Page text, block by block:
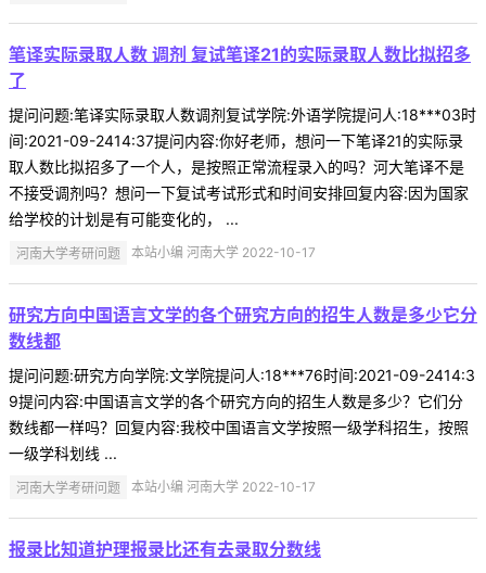
笔译实际录取人数 调剂 复试笔译21的实际录取人数比拟招多
了
提问问题:笔译实际录取人数调剂复试学院:外语学院提问人:18***03时
间:2021-09-2414:37提问内容:你好老师，想问一下笔译21的实际录
取人数比拟招多了一个人，是按照正常流程录入的吗？河大笔译不是
不接受调剂吗？想问一下复试考试形式和时间安排回复内容:因为国家
给学校的计划是有可能变化的， ...
河南大学考研问题 本站小编 河南大学 2022-10-17
研究方向中国语言文学的各个研究方向的招生人数是多少它分
数线都
提问问题:研究方向学院:文学院提问人:18***76时间:2021-09-2414:3
9提问内容:中国语言文学的各个研究方向的招生人数是多少？它们分
数线都一样吗？回复内容:我校中国语言文学按照一级学科招生，按照
一级学科划线 ...
河南大学考研问题 本站小编 河南大学 2022-10-17
报录比知道护理报录比还有去录取分数线